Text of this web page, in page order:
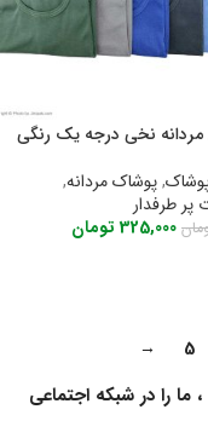
نخی درجه یک رنگی
,پوشاک مردانه,
طرفدار
325,000 تومان
5
→
ما را در شبکه اجتماعی